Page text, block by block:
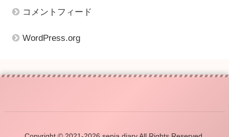
コメントフィード
WordPress.org